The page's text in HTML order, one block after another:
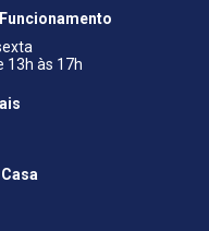
13h às 17h